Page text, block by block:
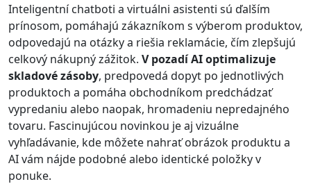
Inteligentní chatboti a virtuálni asistenti sú ďalším
prínosom, pomáhajú zákazníkom s výberom produktov,
odpovedajú na otázky a riešia reklamácie, čím zlepšujú
celkový nákupný zážitok. V pozadí AI optimalizuje
skladové zásoby, predpovedá dopyt po jednotlivých
produktoch a pomáha obchodníkom predchádzať
vypredaniu alebo naopak, hromadeniu nepredajného
tovaru. Fascinujúcou novinkou je aj vizuálne
vyhľadávanie, kde môžete nahrať obrázok produktu a
AI vám nájde podobné alebo identické položky v
ponuke.